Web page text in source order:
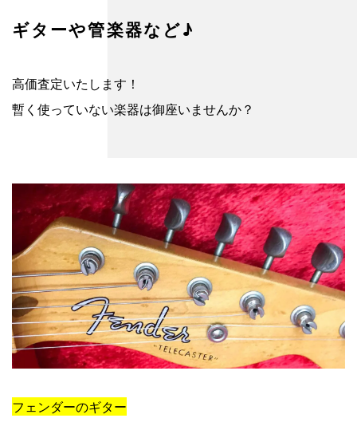
ギターや管楽器など♪
高価査定いたします！
暫く使っていない楽器は御座いませんか？
フェンダーのギター